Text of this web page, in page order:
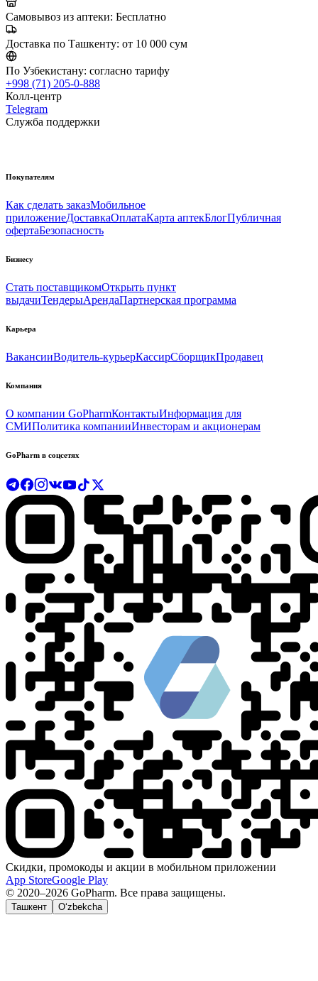
Самовывоз из аптеки: Бесплатно
Доставка по Ташкенту: от 10 000 сум
По Узбекистану: согласно тарифу
+998 (71) 205-0-888
Колл-центр
Telegram
Служба поддержки
Покупателям
Как сделать заказМобильное
приложениеДоставкаОплатаКарта аптекБлогПубличная
офертаБезопасность
Бизнесу
Стать поставщикомОткрыть пункт
выдачиТендерыАрендаПартнерская программа
Карьера
ВакансииВодитель-курьерКассирСборщикПродавец
Компания
О компании GoPharmКонтактыИнформация для
СМИПолитика компанииИнвесторам и акционерам
GoPharm в соцсетях
Скидки, промокоды и акции в мобильном приложении
App StoreGoogle Play
© 2020–2026 GoPharm. Все права защищены.
Ташкент O‘zbekcha